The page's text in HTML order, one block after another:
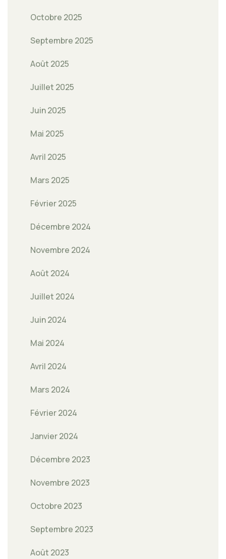
Octobre 2025
Septembre 2025
Août 2025
Juillet 2025
Juin 2025
Mai 2025
Avril 2025
Mars 2025
Février 2025
Décembre 2024
Novembre 2024
Août 2024
Juillet 2024
Juin 2024
Mai 2024
Avril 2024
Mars 2024
Février 2024
Janvier 2024
Décembre 2023
Novembre 2023
Octobre 2023
Septembre 2023
Août 2023